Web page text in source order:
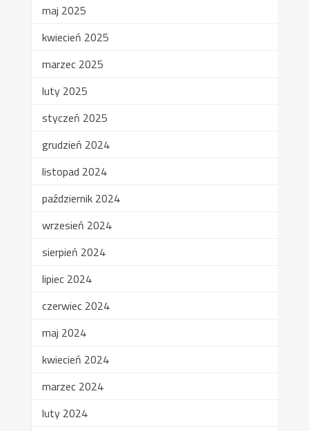
maj 2025
kwiecień 2025
marzec 2025
luty 2025
styczeń 2025
grudzień 2024
listopad 2024
październik 2024
wrzesień 2024
sierpień 2024
lipiec 2024
czerwiec 2024
maj 2024
kwiecień 2024
marzec 2024
luty 2024